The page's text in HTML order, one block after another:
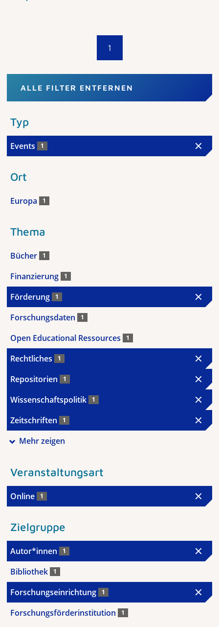
1
ALLE FILTER ENTFERNEN
Typ
Events 1
Ort
Europa 1
Thema
Bücher 1
Finanzierung 1
Förderung 1
Forschungsdaten 1
Open Educational Ressources 1
Rechtliches 1
Repositorien 1
Wissenschaftspolitik 1
Zeitschriften 1
Mehr zeigen
Veranstaltungsart
Online 1
Zielgruppe
Autor*innen 1
Bibliothek 1
Forschungseinrichtung 1
Forschungsförderinstitution 1